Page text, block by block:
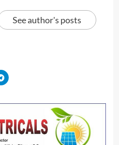
See author's posts